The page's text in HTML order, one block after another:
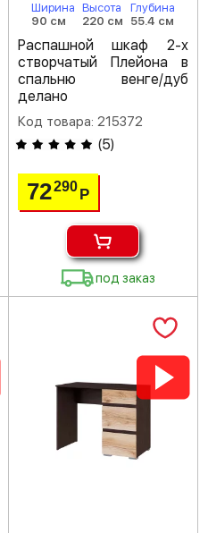
Ширина
90 см
Высота
220 см
Глубина
55.4 см
Распашной шкаф 2-х
створчатый Плейона в
спальню венге/дуб
делано
Код товара: 215372
(5)
72290 Р
под заказ